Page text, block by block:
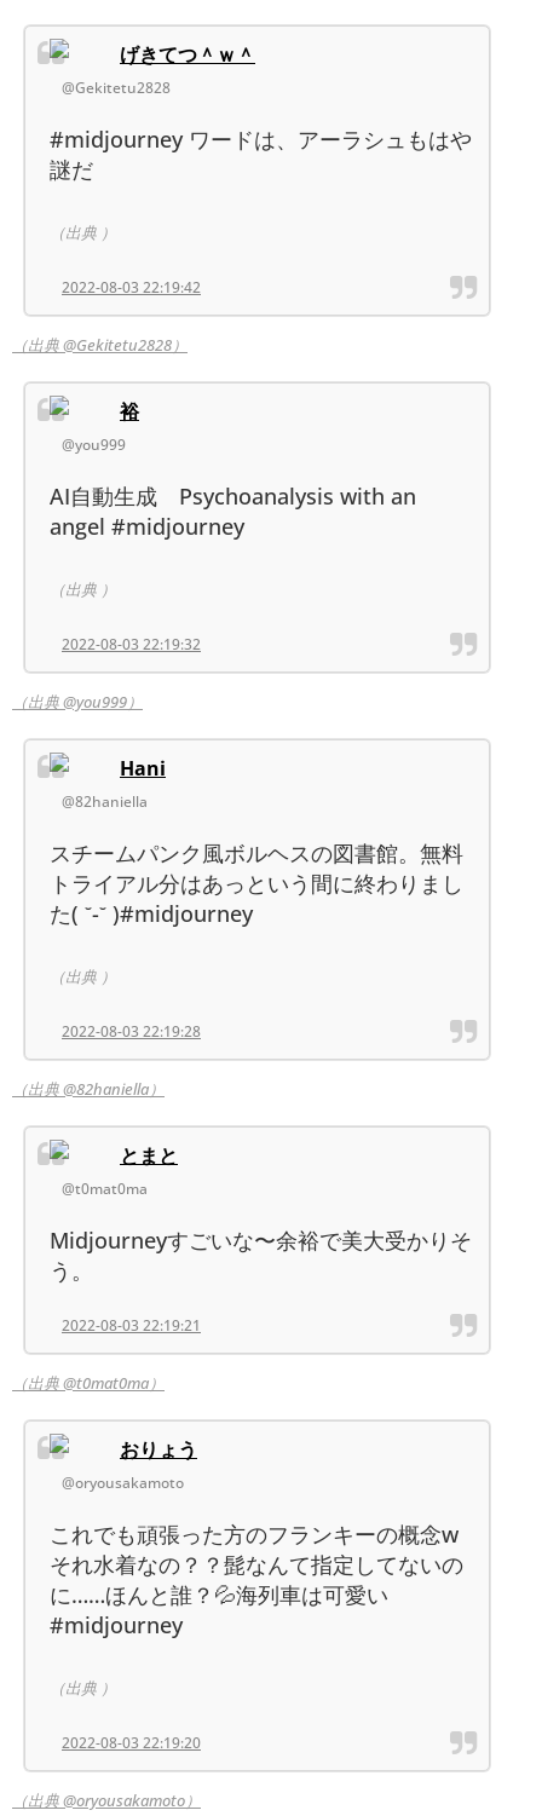
げきてつ＾ｗ＾
@Gekitetu2828
#midjourney ワードは、アーラシュもはや
謎だ
（出典 ）
2022-08-03 22:19:42
（出典 @Gekitetu2828）
裕
@you999
AI自動生成 Psychoanalysis with an
angel #midjourney
（出典 ）
2022-08-03 22:19:32
（出典 @you999）
Hani
@82haniella
スチームパンク風ボルヘスの図書館。無料
トライアル分はあっという間に終わりまし
た( ˘-˘ )#midjourney
（出典 ）
2022-08-03 22:19:28
（出典 @82haniella）
とまと
@t0mat0ma
Midjourneyすごいな〜余裕で美大受かりそ
う。
2022-08-03 22:19:21
（出典 @t0mat0ma）
おりょう
@oryousakamoto
これでも頑張った方のフランキーの概念w
それ水着なの？？髭なんて指定してないの
に……ほんと誰？💦海列車は可愛い
#midjourney
（出典 ）
2022-08-03 22:19:20
（出典 @oryousakamoto）